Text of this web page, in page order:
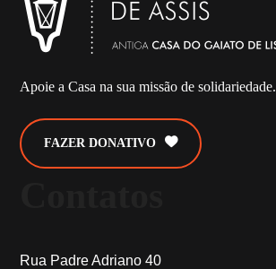
Apoie a Casa na sua missão de solidariedade.
FAZER DONATIVO
Rua Padre Adriano 40